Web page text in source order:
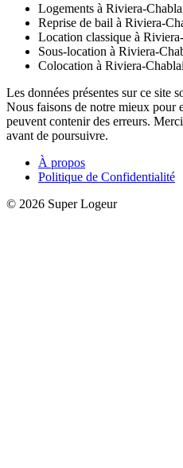
Logements à Riviera-
Reprise de bail à Riviera-
Location classique à
Sous-location à Riviera-
Colocation à Riviera-
Les données présentes sur ce site
Nous faisons de notre mieux pour
peuvent contenir des erreurs.
avant de poursuivre.
À propos
Politique de Confidentialité
© 2026 Super Logeur